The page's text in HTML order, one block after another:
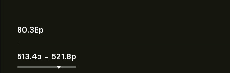
80.3B‎p‎
513.4‎p‎ - 521.8‎p‎